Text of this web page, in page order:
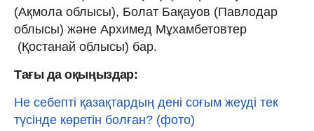
(Ақмола облысы), Болат Бақауов (Павлодар
облысы) және Архимед Мұхамбетовтер
(Қостанай облысы) бар.
Тағы да оқыңыздар:
Не себепті қазақтардың дені соғым жеуді тек
түсінде көретін болған? (фото)